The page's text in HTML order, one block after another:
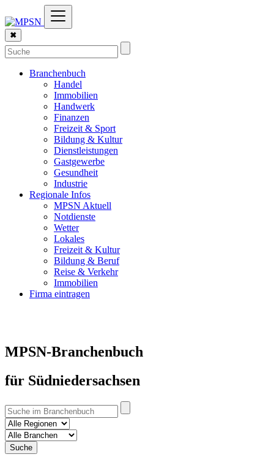
✖
Branchenbuch
Handel
Immobilien
Handwerk
Finanzen
Freizeit & Sport
Bildung & Kultur
Dienstleistungen
Gastgewerbe
Gesundheit
Industrie
Regionale Infos
MPSN Aktuell
Notdienste
Wetter
Lokales
Freizeit & Kultur
Bildung & Beruf
Reise & Verkehr
Immobilien
Firma eintragen
MPSN-Branchenbuch
für Südniedersachsen
Suche